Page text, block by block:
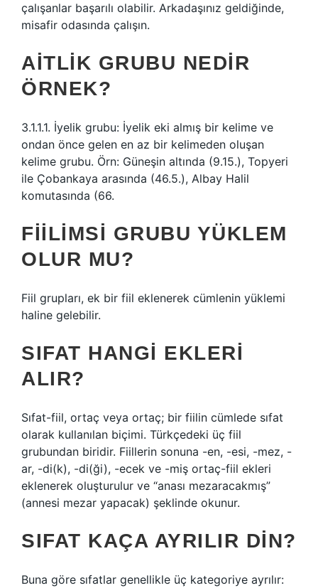
çalışanlar başarılı olabilir. Arkadaşınız geldiğinde,
misafir odasında çalışın.
AITLIK GRUBU NEDIR
ÖRNEK?
3.1.1.1. İyelik grubu: İyelik eki almış bir kelime ve
ondan önce gelen en az bir kelimeden oluşan
kelime grubu. Örn: Güneşin altında (9.15.), Topyeri
ile Çobankaya arasında (46.5.), Albay Halil
komutasında (66.
FIILIMSI GRUBU YÜKLEM
OLUR MU?
Fiil grupları, ek bir fiil eklenerek cümlenin yüklemi
haline gelebilir.
SIFAT HANGI EKLERI
ALIR?
Sıfat-fiil, ortaç veya ortaç; bir fiilin cümlede sıfat
olarak kullanılan biçimi. Türkçedeki üç fiil
grubundan biridir. Fiillerin sonuna -en, -esi, -mez, -
ar, -di(k), -di(ği), -ecek ve -miş ortaç-fiil ekleri
eklenerek oluşturulur ve “anası mezaracakmış”
(annesi mezar yapacak) şeklinde okunur.
SIFAT KAÇA AYRILIR DIN?
Buna göre sıfatlar genellikle üç kategoriye ayrılır: